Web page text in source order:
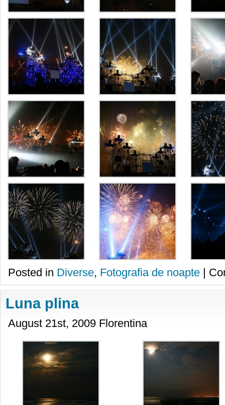
Posted in Diverse, Fotografia de noapte |
Luna plina
August 21st, 2009 Florentina